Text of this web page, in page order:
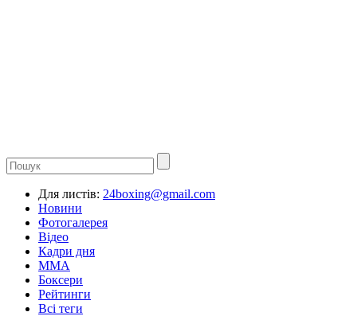
Для листів: 24boxing@gmail.com
Новини
Фотогалерея
Відео
Кадри дня
ММА
Боксери
Рейтинги
Всі теги